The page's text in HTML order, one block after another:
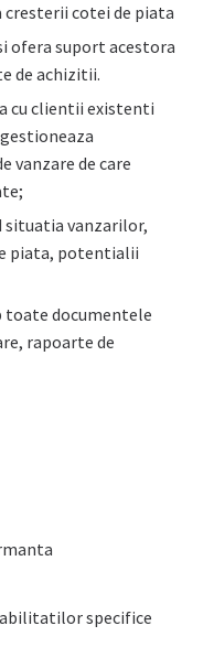
cotei de piata
ofera suport acestora
de achizitii.
cu clientii existenti
vanzare de care
vanzarilor,
piata, potentialii
documentele
rapoarte de
specifice